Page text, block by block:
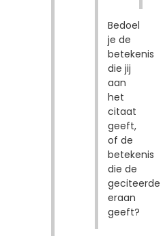
Bedoel
je de
betekenis
die jij
aan
het
citaat
geeft,
of de
betekenis
die de
geciteerde
eraan
geeft?